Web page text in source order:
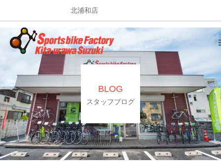
北浦和店
BLOG
スタッフブログ
HOME
SHOP
SERVICE
STAFF
NEWS